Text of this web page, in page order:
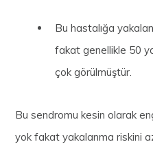
Bu hastalığa
fakat genellikle 50
çok görülmüştür.
Bu sendromu kesin olarak
yok fakat yakalanma riskini